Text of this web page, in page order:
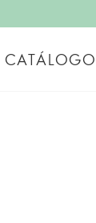
CATÁLOGO